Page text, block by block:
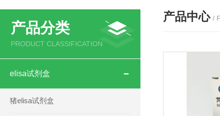
产品分类
PRODUCT CLASSIFICATION
elisa试剂盒
猪elisa试剂盒
产品中心 /